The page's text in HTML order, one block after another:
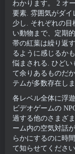
わかります。 2 オ
要素. 雰囲気がダイ
少し. それぞれの目
い動物まで、定期
帯の紅葉は繰り返
るように感じるか
悩まされる. ひどい
て余りあるものだ
テムが多数存在し
各レベル全体に浮
ビデオゲームの
過する他のさまざ
ーム内の空気対話
らかにするのに時
て知らせてくださ